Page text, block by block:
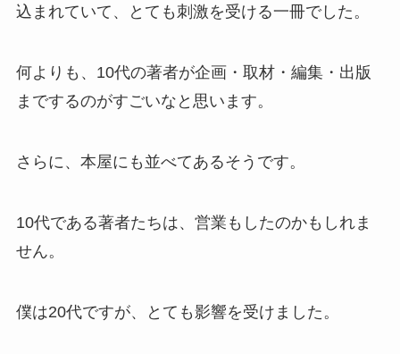
込まれていて、とても刺激を受ける一冊でした。
何よりも、 10代の著者が企画・取材・編集・出版
までするのがすごいなと思います。
さらに、本屋にも並べてあるそうです。
10代である著者たちは、 営業 もしたのかもしれま
せん。
僕は20代ですが、とても影響を受けました。